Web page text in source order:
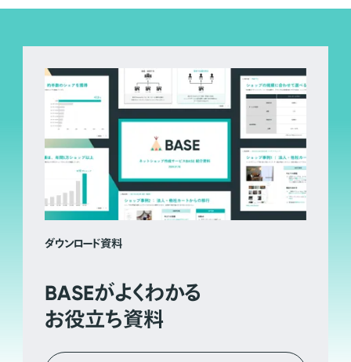
ダウンロード資料
BASEがよくわかる
お役立ち資料